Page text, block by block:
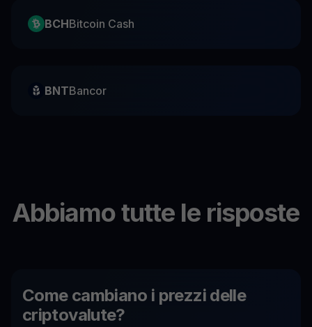
BCHBitcoin Cash
BNTBancor
Abbiamo tutte le risposte
Come cambiano i prezzi delle
criptovalute?